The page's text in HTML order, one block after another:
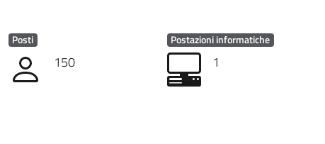
Posti
150
Postazioni informatiche
1